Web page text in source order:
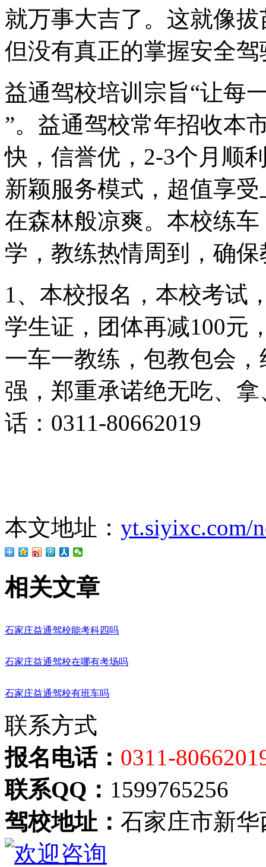
就万事大吉了。这就像
但没有真正的掌握安全
益通驾校培训宗旨“让每
”。益通驾校常年招收本
快，信誉优，2-3个月顺
新颖服务模式，超值享
在森林般凉爽。本校练
学，教练热情周到，确
1、本校报名，本校考试
学生证，团体再减100元
一车一教练，包教包会
强，郑重承诺绝无吃、
话：0311-80662019
本文地址： yt.siyixc.com/
相关文章
石家庄益通驾校能考科四吗
石家庄益通驾校在哪有考场吗
石家庄益通驾校有班车吗
联系方式
报名电话： 0311-
联系QQ： 1599765256
驾校地址： 石家庄市新